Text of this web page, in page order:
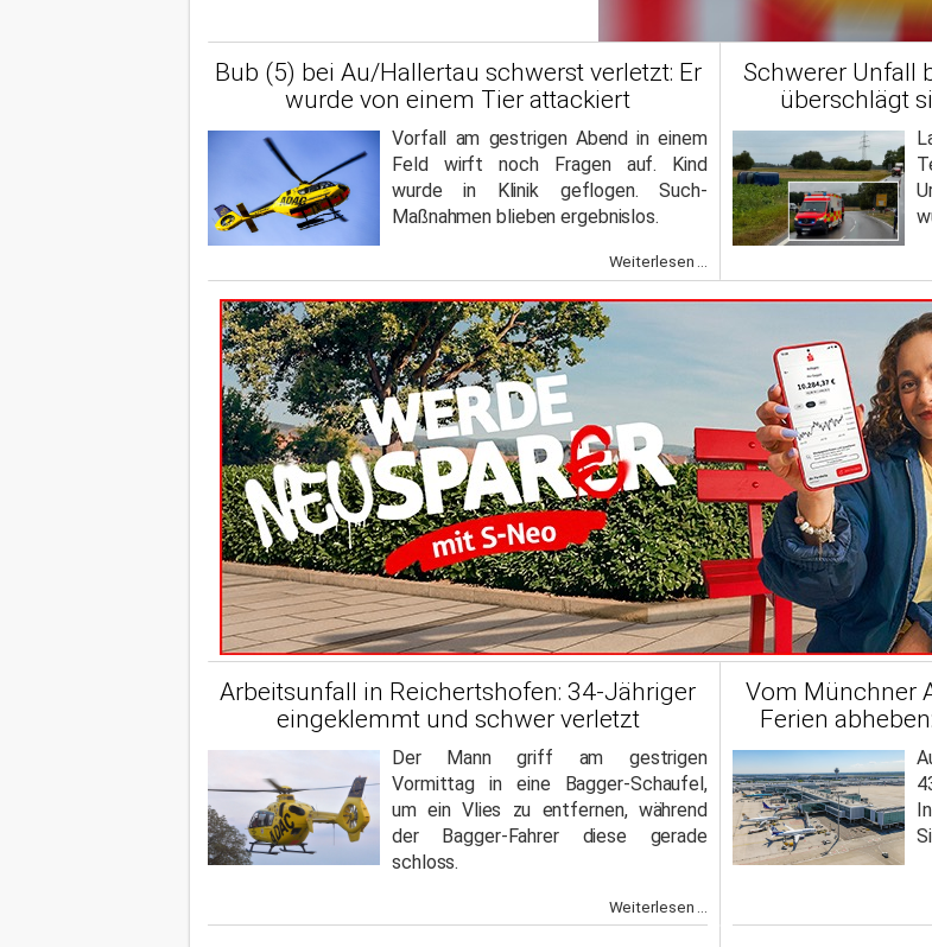
Bub (5) bei Au/Hallertau schwerst verletzt: Er
wurde von einem Tier attackiert
Vorfall am gestrigen Abend in einem
Feld wirft noch Fragen auf. Kind
wurde in Klinik geflogen. Such-
Maßnahmen blieben ergebnislos.
Weiterlesen ...
Schwerer Unfall
überschlägt
Arbeitsunfall in Reichertshofen: 34-Jähriger
eingeklemmt und schwer verletzt
Der Mann griff am gestrigen
Vormittag in eine Bagger-Schaufel,
um ein Vlies zu entfernen, während
der Bagger-Fahrer diese gerade
schloss.
Weiterlesen ...
Vom Münchner
Ferien